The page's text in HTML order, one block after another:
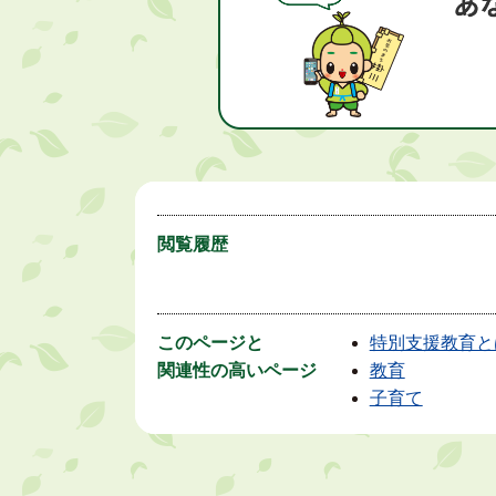
閲覧履歴
このページと
関連性の高いページ
特別支援教育
教育
子育て